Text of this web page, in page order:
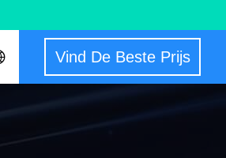
Vind De Beste Prijs